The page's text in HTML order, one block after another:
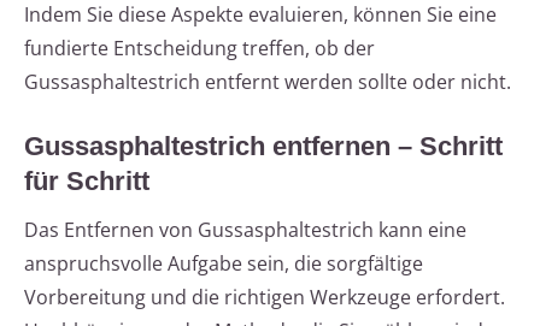
Indem Sie diese Aspekte evaluieren, können Sie eine
fundierte Entscheidung treffen, ob der
Gussasphaltestrich entfernt werden sollte oder nicht.
Gussasphaltestrich entfernen – Schritt
für Schritt
Das Entfernen von Gussasphaltestrich kann eine
anspruchsvolle Aufgabe sein, die sorgfältige
Vorbereitung und die richtigen Werkzeuge erfordert.